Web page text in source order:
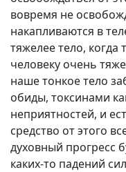
вовремя не
накапливаются в
тяжелее тело, когда
человеку очень
наше тонкое тело
обиды, токсинами
неприятностей, и
средство от этого
духовный прогресс
каких-то падений